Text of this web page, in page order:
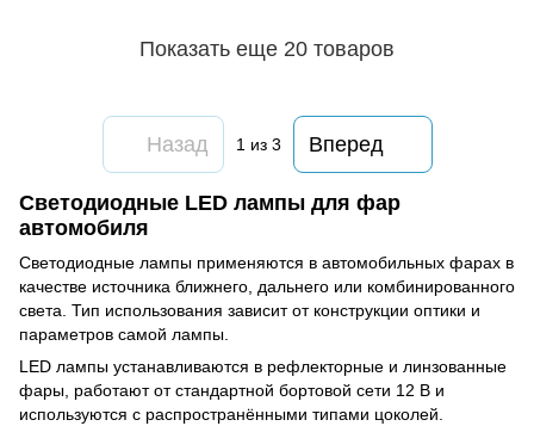
Показать еще 20 товаров
Назад 1 из 3 Вперед
Светодиодные LED лампы для фар
автомобиля
Светодиодные лампы применяются в автомобильных фарах в
качестве источника ближнего, дальнего или комбинированного
света. Тип использования зависит от конструкции оптики и
параметров самой лампы.
LED лампы устанавливаются в рефлекторные и линзованные
фары, работают от стандартной бортовой сети 12 В и
используются с распространёнными типами цоколей.